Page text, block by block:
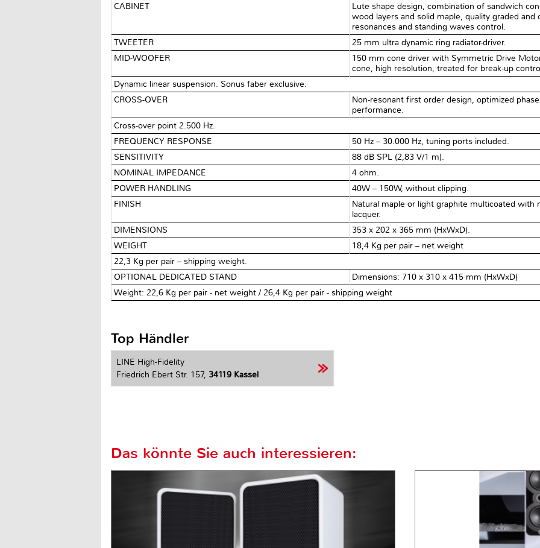
CABINET
Lute shape design, combination of sandwich
wood layers and solid maple, quality graded
resonances and standing waves control.
TWEETER
25 mm ultra dynamic ring radiator-driver.
MID-WOOFER
150 mm cone driver with Symmetric Drive
cone, high resolution, treated for break-up
Dynamic linear suspension. Sonus faber exclusive.
CROSS-OVER
Non-resonant first order design, optimized
performance.
Cross-over point 2.500 Hz.
FREQUENCY RESPONSE
50 Hz – 30.000 Hz, tuning ports included.
SENSITIVITY
88 dB SPL (2,83 V/1 m).
NOMINAL IMPEDANCE
4 ohm.
POWER HANDLING
40W – 150W, without clipping.
FINISH
Natural maple or light graphite multicoated with
lacquer.
DIMENSIONS
353 x 202 x 365 mm (HxWxD).
WEIGHT
18,4 Kg per pair – net weight
22,3 Kg per pair – shipping weight.
OPTIONAL DEDICATED STAND
Dimensions: 710 x 310 x 415 mm (HxWxD)
Weight: 22,6 Kg per pair - net weight / 26,4 Kg per pair - shipping weight
Top Händler
LINE High-Fidelity
Friedrich Ebert Str. 157, 34119 Kassel
Das könnte Sie auch interessieren: